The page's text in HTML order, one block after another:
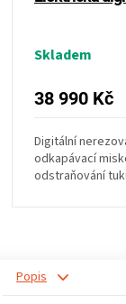
Skladem
38 990 Kč
Digitální
odkapávací
odstraňování
Popis